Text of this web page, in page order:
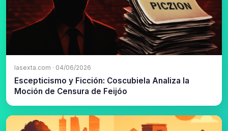
lasexta.com · 04/06/2026
Escepticismo y Ficción: Coscubiela Analiza la
Moción de Censura de Feijóo